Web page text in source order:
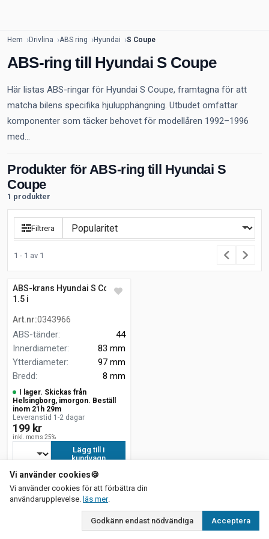
Hem Drivlina ABS ring Hyundai S Coupe
ABS-ring till Hyundai S Coupe
Här listas ABS-ringar för Hyundai S Coupe, framtagna för att
matcha bilens specifika hjulupphängning. Utbudet omfattar
komponenter som täcker behovet för modellåren 1992–1996
med...
Produkter för ABS-ring till Hyundai S
Coupe
1 produkter
Filtrera
1 - 1 av 1
ABS-krans Hyundai S Coupe
1.5 i
Art.nr:0343966
ABS-tänder:
44
Innerdiameter:
83 mm
Ytterdiameter:
97 mm
Bredd: 8 mm
I lager. Skickas från
Helsingborg, imorgon. Beställ
inom 21h 29m
Leveranstid 1-2 dagar
199 kr
inkl. moms 25%
Lägg till i
kundvagn
Vi använder cookies🍪
Vi använder cookies för att förbättra din
användarupplevelse. läs merom vår integritetspolicy
.
Godkänn endast nödvändiga Acceptera